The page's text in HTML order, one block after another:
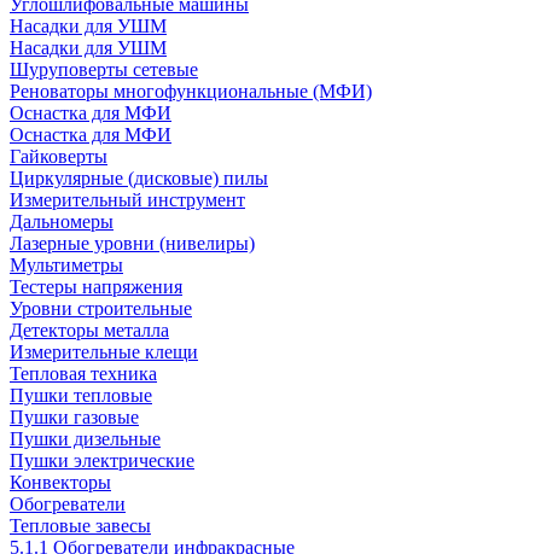
Углошлифовальные машины
Насадки для УШМ
Насадки для УШМ
Шуруповерты сетевые
Реноваторы многофункциональные (МФИ)
Оснастка для МФИ
Оснастка для МФИ
Гайковерты
Циркулярные (дисковые) пилы
Измерительный инструмент
Дальномеры
Лазерные уровни (нивелиры)
Мультиметры
Тестеры напряжения
Уровни строительные
Детекторы металла
Измерительные клещи
Тепловая техника
Пушки тепловые
Пушки газовые
Пушки дизельные
Пушки электрические
Конвекторы
Обогреватели
Тепловые завесы
5.1.1 Обогреватели инфракрасные